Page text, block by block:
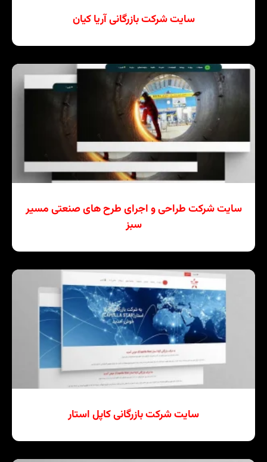
سایت شرکت بازرگانی آریا کیان
سایت شرکت طراحی و اجرای طرح های صنعتی مسیر
سبز
سایت شرکت بازرگانی کاپل استار